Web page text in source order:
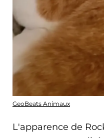
GeoBeats Animaux
L'apparence de